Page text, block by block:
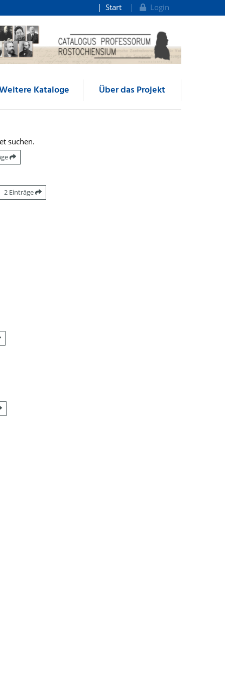
Start Login
Kataloge Über das Projekt
suchen.
2 Einträge